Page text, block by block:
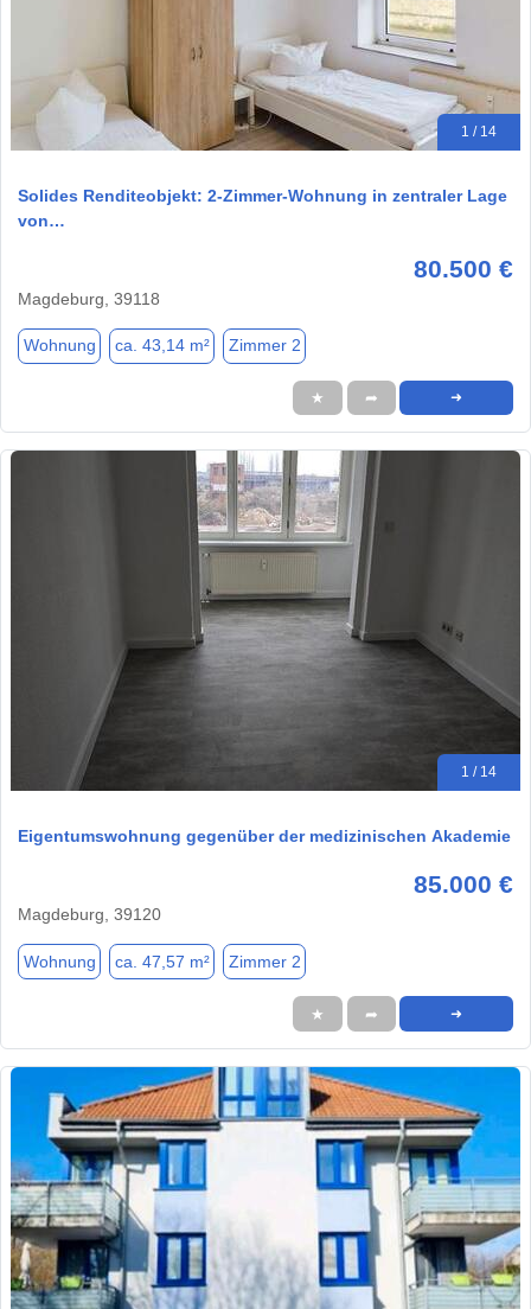
1 / 14
Solides Renditeobjekt: 2-Zimmer-Wohnung in zentraler Lage
von…
80.500 €
Magdeburg, 39118
Wohnung ca. 43,14 m² Zimmer 2
★ ➦ ➜
1 / 14
Eigentumswohnung gegenüber der medizinischen Akademie
85.000 €
Magdeburg, 39120
Wohnung ca. 47,57 m² Zimmer 2
★ ➦ ➜